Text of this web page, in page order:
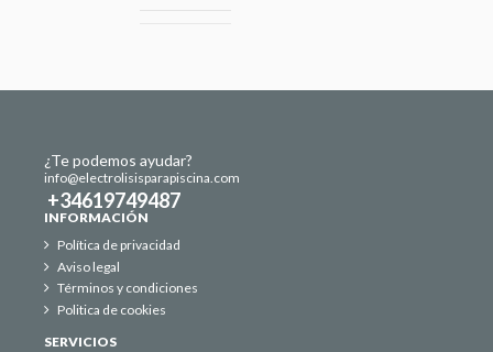
¿Te podemos ayudar?
info@electrolisisparapiscina.com
+34619749487
INFORMACIÓN
Política de privacidad
Aviso legal
Términos y condiciones
Politica de cookies
SERVICIOS